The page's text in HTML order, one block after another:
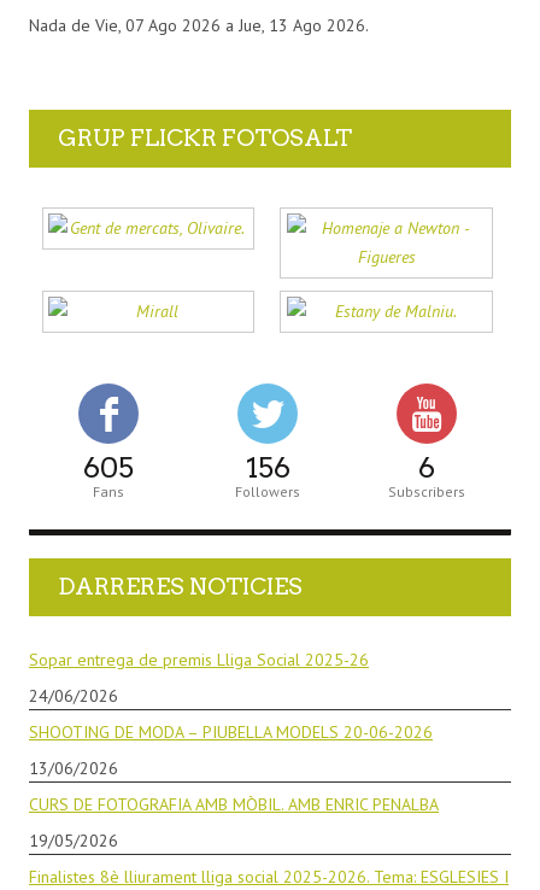
Nada de Vie, 07 Ago 2026 a Jue, 13 Ago 2026.
GRUP FLICKR FOTOSALT
605
Fans
156
Followers
6
Subscribers
DARRERES NOTICIES
Sopar entrega de premis Lliga Social 2025-26
24/06/2026
SHOOTING DE MODA – PIUBELLA MODELS 20-06-2026
13/06/2026
CURS DE FOTOGRAFIA AMB MÒBIL. AMB ENRIC PENALBA
19/05/2026
Finalistes 8è lliurament lliga social 2025-2026. Tema: ESGLESIES I